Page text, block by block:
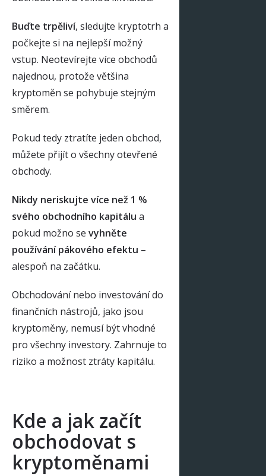
Buďte trpěliví, sledujte kryptotrh a
počkejte si na nejlepší možný
vstup. Neotevírejte více obchodů
najednou, protože většina
kryptoměn se pohybuje stejným
směrem.
Pokud tedy ztratíte jeden obchod,
můžete přijít o všechny otevřené
obchody.
Nikdy neriskujte více než 1 %
svého obchodního kapitálu a
pokud možno se vyhněte
používání pákového efektu –
alespoň na začátku.
Obchodování nebo investování do
finančních nástrojů, jako jsou
kryptoměny, nemusí být vhodné
pro všechny investory. Zahrnuje to
riziko a možnost ztráty kapitálu.
Kde a jak začít
obchodovat s
kryptoměnami